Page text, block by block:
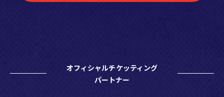
オフィシャルチケッティング
パートナー